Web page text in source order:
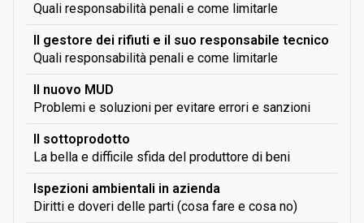
Quali responsabilità penali e come limitarle
Il gestore dei rifiuti e il suo responsabile tecnico
Quali responsabilità penali e come limitarle
Il nuovo MUD
Problemi e soluzioni per evitare errori e sanzioni
Il sottoprodotto
La bella e difficile sfida del produttore di beni
Ispezioni ambientali in azienda
Diritti e doveri delle parti (cosa fare e cosa no)